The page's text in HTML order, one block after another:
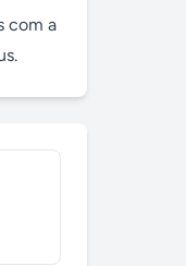
com a